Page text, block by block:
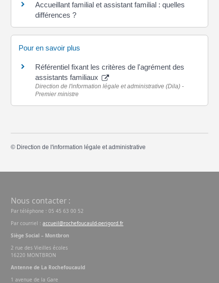
Accueillant familial et assistant familial : quelles
différences ?
Pour en savoir plus
Référentiel fixant les critères de l'agrément des
assistants familiaux
Direction de l'information légale et administrative (Dila) -
Premier ministre
© Direction de l'information légale et administrative
Nous contacter :
Par téléphone : 05 45 63 00 52
Par courriel :accueil@rochefoucauld-perigord.fr
Siège Social – Montbron
2 rue des Vieilles écoles
16220 MONTBRON
Antenne de La Rochefoucauld
1 avenue de la Gare